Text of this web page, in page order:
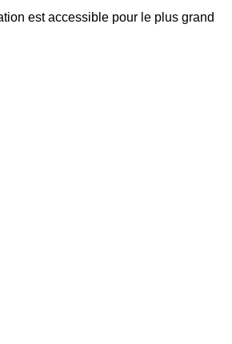
est accessible pour le plus grand